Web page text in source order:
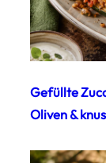
Gefüllte
Oliven &